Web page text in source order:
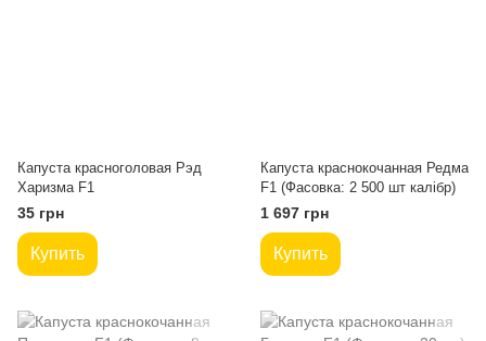
Капуста красноголовая Рэд
Харизма F1
35 грн
Купить
Капуста краснокочанная Редма
F1 (Фасовка: 2 500 шт калібр)
1 697 грн
Купить